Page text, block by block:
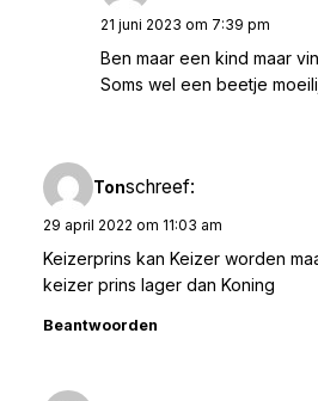
21 juni 2023 om 7:39 pm
Ben maar een kind maar
Soms wel een beetje
Tonschreef:
29 april 2022 om 11:03 am
Keizerprins kan Keizer worden
keizer prins lager dan Koning
Beantwoorden